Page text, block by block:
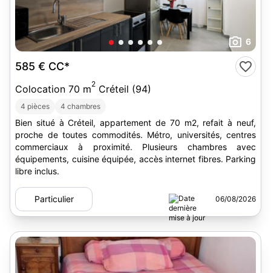
6
585 € CC*
Colocation 70 m2 Créteil (94)
4 pièces 4 chambres
Bien situé à Créteil, appartement de 70 m2, refait à neuf,
proche de toutes commodités. Métro, universités, centres
commerciaux à proximité. Plusieurs chambres avec
équipements, cuisine équipée, accès internet fibres. Parking
libre inclus.
Particulier 06/08/2026